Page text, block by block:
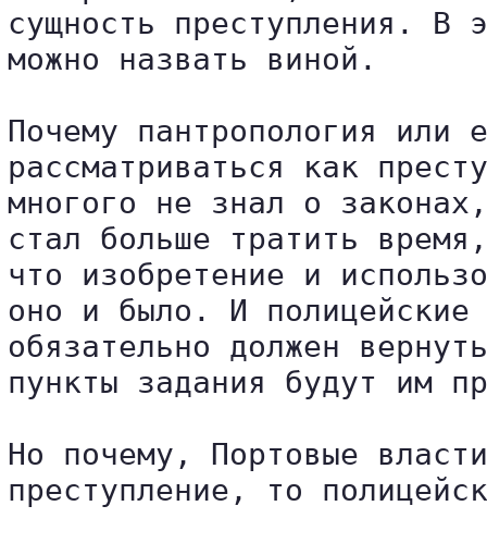
сущность преступления. В
можно назвать виной.
Почему пантропология или
рассматриваться как
многого не знал о
стал больше тратить
что изобретение и
оно и было. И
обязательно должен
пункты задания будут им
Но почему, Портовые
преступление, то